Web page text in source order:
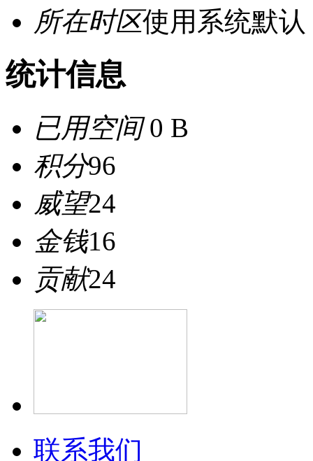
所在时区使用系统默认
统计信息
已用空间0 B
积分96
威望24
金钱16
贡献24
联系我们